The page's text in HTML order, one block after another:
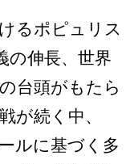
るポピュリス
の伸長、世界
台頭がもたら
が続く中、
ルに基づく多